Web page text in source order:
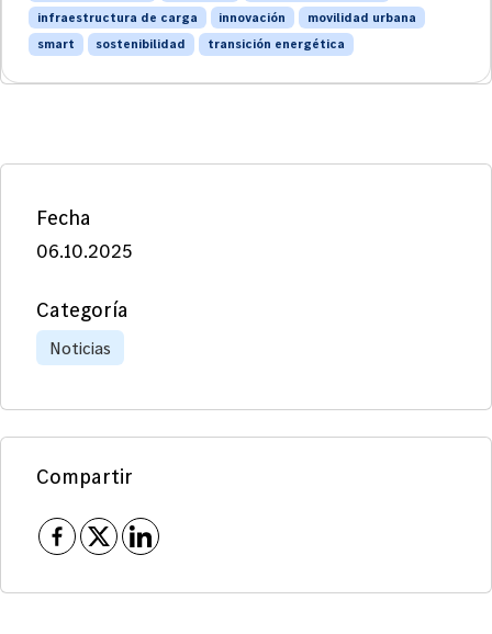
infraestructura de carga
innovación
movilidad urbana
smart
sostenibilidad transición energética
Fecha
06.10.2025
Categoría
Noticias
Compartir